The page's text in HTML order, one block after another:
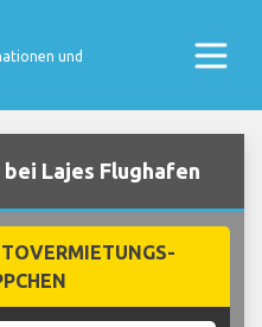
und
Lajes Flughafen